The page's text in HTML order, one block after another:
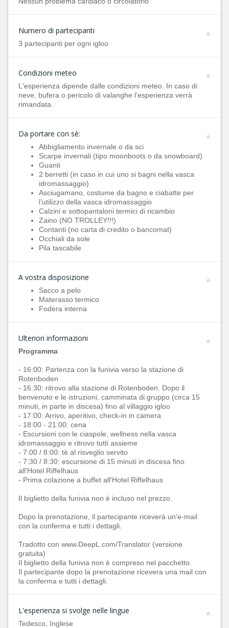
Numero di partecipanti
3 partecipanti per ogni igloo
Condizioni meteo
L'esperienza dipende dalle condizioni meteo. In caso di
neve, bufera o pericolo di valanghe l'esperienza verrà
rimandata.
Da portare con sè:
Abbigliamento invernale o da sci
Scarpe invernali (tipo moonboots o da snowboard)
Guanti
2 berretti (in caso in cui uno si bagni nella vasca
idromassaggio)
Asciugamano, costume da bagno e ciabatte per
l’utilizzo della vasca idromassaggio
Calzini e sottopantaloni termici di ricambio
Zaino (NO TROLLEY!!!)
Contanti (no carta di credito o bancomat)
Occhiali da sole
Pila tascabile
A vostra disposizione
Sacco a pelo
Materasso termico
Fodera interna
Ulteriori informazioni
Programma
- 16:00: Partenza con la funivia verso la stazione di
Rotenboden
- 16:30: ritrovo alla stazione di Rotenboden. Dopo il
benvenuto e le istruzioni, camminata di gruppo (circa 15
minuti, in parte in discesa) fino al villaggio igloo
- 17:00: Arrivo, aperitivo, check-in in camera
- 18:00 - 21:00: cena
- Escursioni con le ciaspole, wellness nella vasca
idromassaggio e ritrovo tutti assieme
- 7:00 / 8:00: tè al risveglio servito
- 7:30 / 8:30: escursione di 15 minuti in discesa fino
all'Hotel Riffelhaus
- Prima colazione a buffet all'Hotel Riffelhaus
Il biglietto della funivia non è incluso nel prezzo.
Dopo la prenotazione, il partecipante riceverà un'e-mail
con la conferma e tutti i dettagli.
Tradotto con www.DeepL.com/Translator (versione
gratuita)
Il biglietto della funivia non è compreso nel pacchetto.
Il partecipante dopo la prenotazione ricevera una mail con
la conferma e tutti i dettagli.
L'esperienza si svolge nelle lingue
Tedesco, Inglese